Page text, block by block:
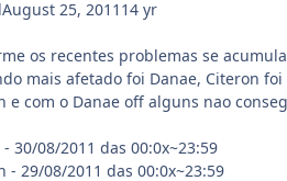
August 25, 2011 14 yr
os recentes problemas se
mais afetado foi Danae, Citeron
e com o Danae off alguns nao
- 30/08/2011 das 00:0x~23:59
- 29/08/2011 das 00:0x~23:59